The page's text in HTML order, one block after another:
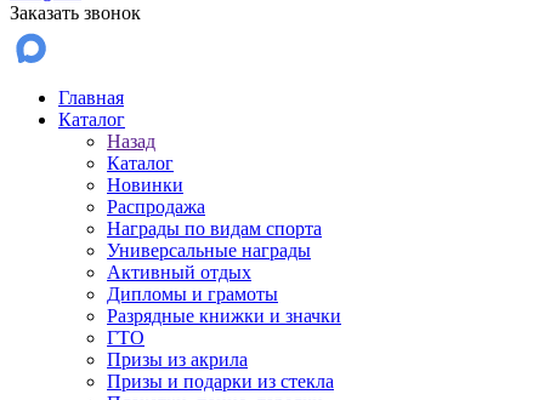
Заказать звонок
Главная
Каталог
Назад
Каталог
Новинки
Распродажа
Награды по видам спорта
Универсальные награды
Активный отдых
Дипломы и грамоты
Разрядные книжки и значки
ГТО
Призы из акрила
Призы и подарки из стекла